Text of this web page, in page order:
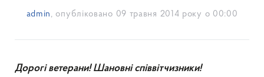
admin , опубліковано 09 травня 2014 року о 00:00
Дорогі ветерани! Шановніспіввітчизники!